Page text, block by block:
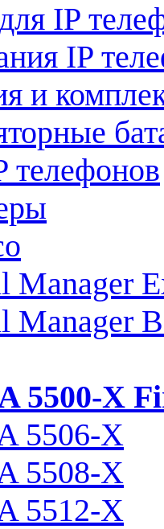
IP
IP
и
телефонов
Manager
Manager
5500-X
5506-X
5508-X
5512-X